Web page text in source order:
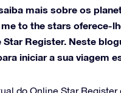
mais sobre os
to the stars oferece-
Register. Neste
iniciar a sua viagem
do Online Star